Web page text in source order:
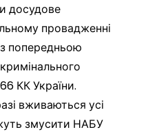
досудове
провадженні
попередньою
КК України.
вживаються усі
змусити НАБУ